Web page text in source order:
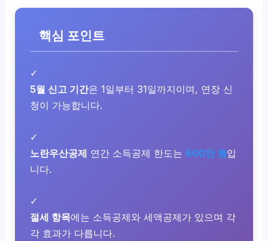
핵심 포인트
✓
5월 신고 기간은 1일부터 31일까지이며, 연장 신
청이 가능합니다.
✓
노란우산공제 연간 소득공제 한도는 600만 원입
니다.
✓
절세 항목에는 소득공제와 세액공제가 있으며 각
각 효과가 다릅니다.